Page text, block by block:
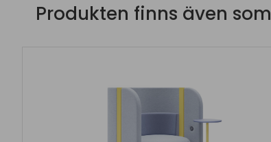
Produkten finns även som